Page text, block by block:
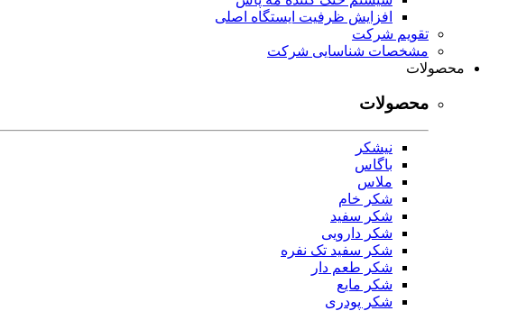
افزایش ظرفیت ایستگاه اصلی
تقویم شرکت
مشخصات شناسایی شرکت
محصولات
محصولات
نیشکر
باگاس
ملاس
شکر خام
شکر سفید
شکر دارویی
شکر سفید تک نفره
شکر طعم دار
شکر مایع
شکر پودری